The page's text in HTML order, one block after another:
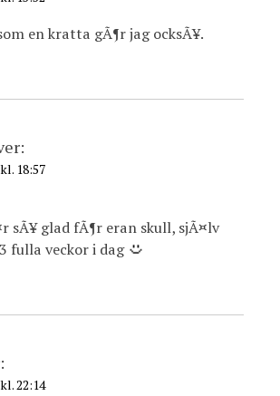
en kratta gÃ¶r jag ocksÃ¥.
18:57
sÃ¥ glad fÃ¶r eran skull, sjÃ¤lv
fulla veckor i dag
22:14